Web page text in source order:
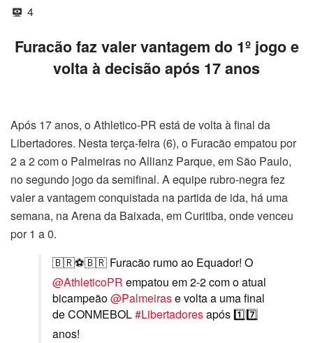
4
Furacão faz valer vantagem do 1º jogo e
volta à decisão após 17 anos
Após 17 anos, o Athletico-PR está de volta à final da
Libertadores. Nesta terça-feira (6), o Furacão empatou por
2 a 2 com o Palmeiras no Allianz Parque, em São Paulo,
no segundo jogo da semifinal. A equipe rubro-negra fez
valer a vantagem conquistada na partida de ida, há uma
semana, na Arena da Baixada, em Curitiba, onde venceu
por 1 a 0.
🇧🇷⚽🇧🇷 Furacão rumo ao Equador! O
@AthleticoPR empatou em 2-2 com o atual
bicampeão@Palmeirase volta a uma final
de CONMEBOL#Libertadoresapós 1️⃣7️⃣
anos!